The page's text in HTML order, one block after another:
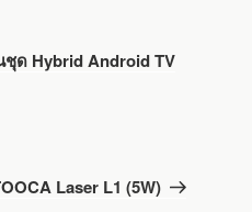
ชุด Hybrid Android TV
Laser L1 (5W)